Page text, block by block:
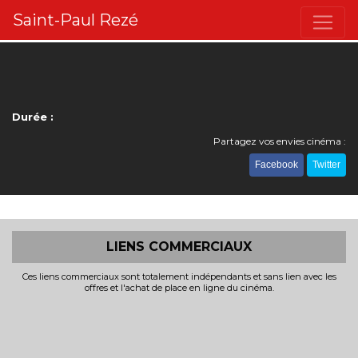
Saint-Paul Rezé
Durée :
Partagez vos envies cinéma :
Facebook Twitter
LIENS COMMERCIAUX
Ces liens commerciaux sont totalement indépendants et sans lien avec les
offres et l'achat de place en ligne du cinéma.